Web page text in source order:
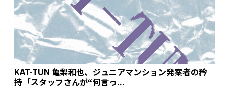
KAT-TUN 亀梨和也、ジュニアマンション発案者の矜
持「スタッフさんが“何言っ...